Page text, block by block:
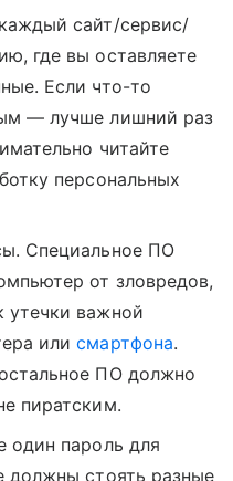
сайт/сервис/
где вы оставляете
Если что-то
— лучше лишний раз
читайте
персональных
Специальное ПО
от зловредов,
утечки важной
илисмартфона.
ПО должно
пиратским.
один пароль для
должны стоять разные